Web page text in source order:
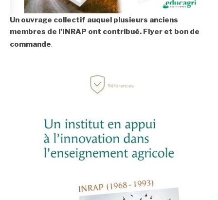
Un ouvrage collectif auquel plusieurs anciens
membres de l'INRAP ont contribué. Flyer et bon de
commande.